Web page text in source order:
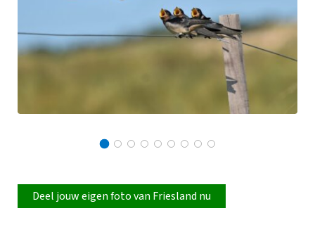
Deel jouw eigen foto van Friesland nu